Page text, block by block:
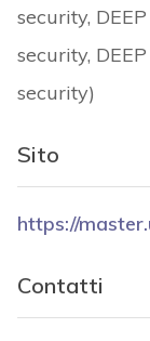
security,
security,
security)
Sito
https://
Contatti